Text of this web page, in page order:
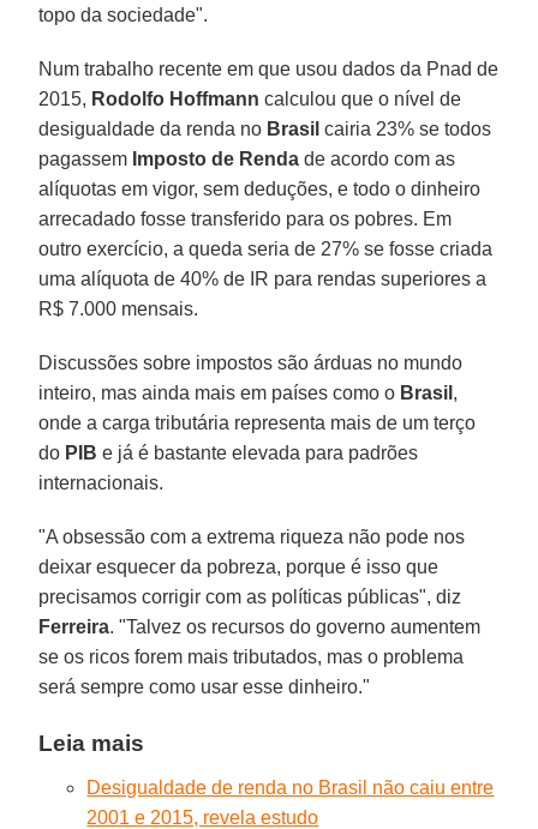
topo da sociedade".
Num trabalho recente em que usou dados da Pnad de
2015, Rodolfo Hoffmann calculou que o nível de
desigualdade da renda no Brasil cairia 23% se todos
pagassem Imposto de Renda de acordo com as
alíquotas em vigor, sem deduções, e todo o dinheiro
arrecadado fosse transferido para os pobres. Em
outro exercício, a queda seria de 27% se fosse criada
uma alíquota de 40% de IR para rendas superiores a
R$ 7.000 mensais.
Discussões sobre impostos são árduas no mundo
inteiro, mas ainda mais em países como o Brasil ,
onde a carga tributária representa mais de um terço
do PIB e já é bastante elevada para padrões
internacionais.
"A obsessão com a extrema riqueza não pode nos
deixar esquecer da pobreza, porque é isso que
precisamos corrigir com as políticas públicas", diz
Ferreira. "Talvez os recursos do governo aumentem
se os ricos forem mais tributados, mas o problema
será sempre como usar esse dinheiro."
Leia mais
Desigualdade de renda no Brasil não caiu entre
2001 e 2015, revela estudo